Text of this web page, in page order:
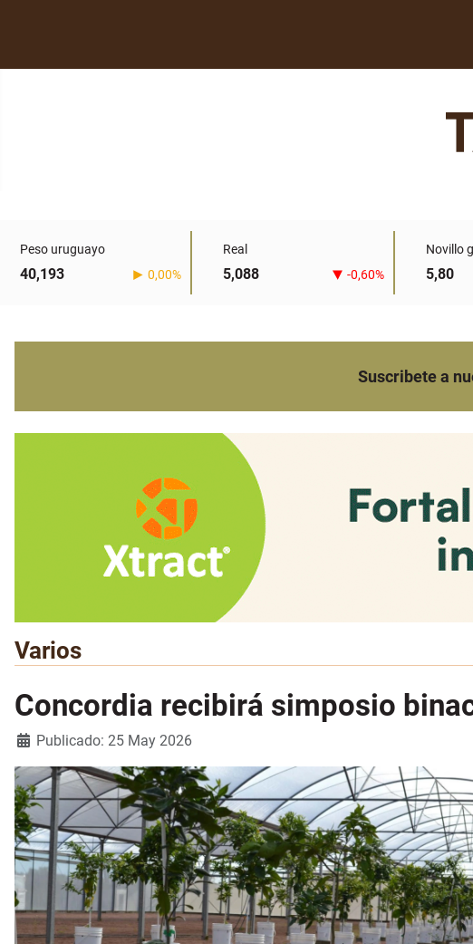
Peso uruguayo
40,193 0,00%
Real
5,088 -0,60%
Novillo
5,80
Suscribete a
Varios
Concordia recibirá simposio
Detalles
Publicado: 25 May 2026